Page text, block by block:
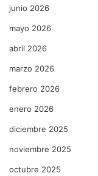
junio 2026
mayo 2026
abril 2026
marzo 2026
febrero 2026
enero 2026
diciembre 2025
noviembre 2025
octubre 2025